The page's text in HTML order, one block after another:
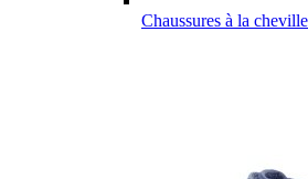
Chaussures à la